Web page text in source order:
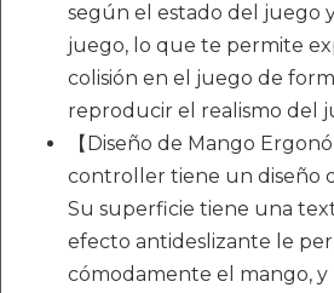
según el estado del juego
juego, lo que te permite
colisión en el juego de
reproducir el realismo del
【Diseño de Mango
controller tiene un diseño
Su superficie tiene una
efecto antideslizante le
cómodamente el mango, y